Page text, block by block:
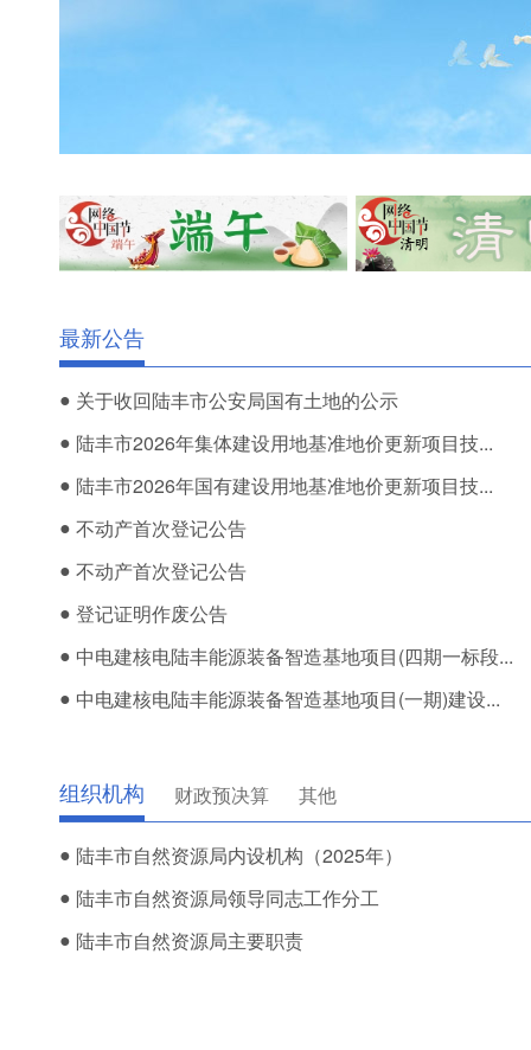
最新公告
● 关于收回陆丰市公安局国有土地的公示
● 陆丰市2026年集体建设用地基准地价更新项目技...
● 陆丰市2026年国有建设用地基准地价更新项目技...
● 不动产首次登记公告
● 不动产首次登记公告
● 登记证明作废公告
● 中电建核电陆丰能源装备智造基地项目(四期一标段...
● 中电建核电陆丰能源装备智造基地项目(一期)建设...
组织机构 财政预决算 其他
● 陆丰市自然资源局内设机构（2025年）
● 陆丰市自然资源局领导同志工作分工
● 陆丰市自然资源局主要职责